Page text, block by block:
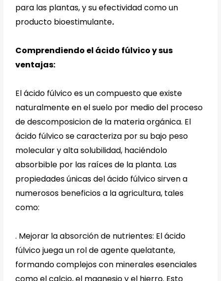
para las plantas, y su efectividad como un
producto bioestimulante.
Comprendiendo el ácido fúlvico y sus
ventajas:
El ácido fúlvico es un compuesto que existe
naturalmente en el suelo por medio del proceso
de descomposicion de la materia orgánica. El
ácido fúlvico se caracteriza por su bajo peso
molecular y alta solubilidad, haciéndolo
absorbible por las raíces de la planta. Las
propiedades únicas del ácido fúlvico sirven a
numerosos beneficios a la agricultura, tales
como:
. Mejorar la absorción de nutrientes: El ácido
fúlvico juega un rol de agente quelatante,
formando complejos con minerales esenciales